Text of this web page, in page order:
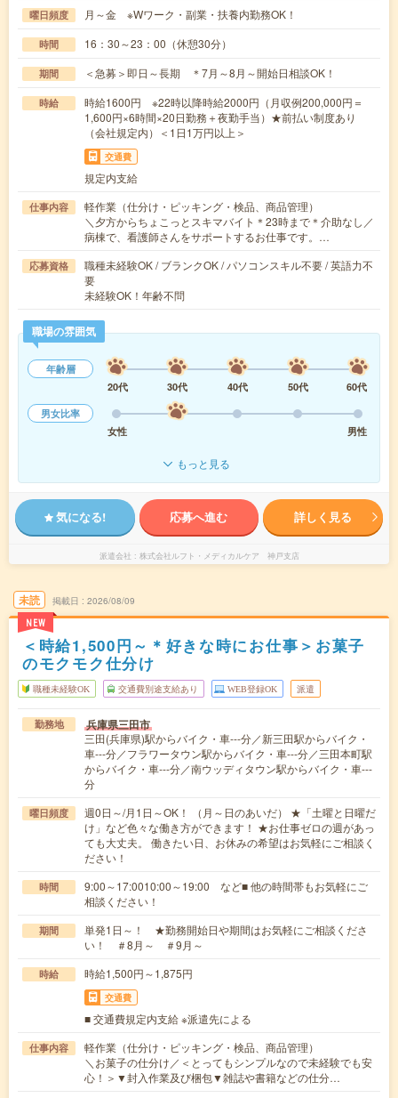
曜日頻度 月～金 ※Wワーク・副業・扶養内勤務OK！
時間 16：30～23：00（休憩30分）
期間 ＜急募＞即日～長期 ＊7月～8月～開始日相談OK！
時給
時給1600円 ※22時以降時給2000円（月収例200,000円＝
1,600円×6時間×20日勤務＋夜勤手当）★前払い制度あり
（会社規定内）＜1日1万円以上＞
交通費
規定内支給
仕事内容
軽作業（仕分け・ピッキング・検品、商品管理）
＼夕方からちょこっとスキマバイト＊23時まで＊介助なし／
病棟で、看護師さんをサポートするお仕事です。…
応募資格
職種未経験OK / ブランクOK / パソコンスキル不要 / 英語力不
要
未経験OK！年齢不問
職場の雰囲気
年齢層
20代
30代 40代 50代
60代
男女比率
女性
男性
もっと見る
気になる! 応募へ進む 詳しく見る
派遣会社 株式会社ルフト・メディカルケア 神戸支店
未読
NEW
掲載日 2026/08/09
＜時給1,500円～＊好きな時にお仕事＞お菓子
のモクモク仕分け
職種未経験OK 交通費別途支給あり WEB登録OK 派遣
勤務地 兵庫県三田市
三田(兵庫県)駅からバイク・車---分／新三田駅からバイク・
車---分／フラワータウン駅からバイク・車---分／三田本町駅
からバイク・車---分／南ウッディタウン駅からバイク・車---
分
曜日頻度
週0日～/月1日～OK！ （月～日のあいだ） ★「土曜と日曜だ
け」など色々な働き方ができます！ ★お仕事ゼロの週があっ
ても大丈夫。 働きたい日、お休みの希望はお気軽にご相談く
ださい！
時間
9:00～17:0010:00～19:00 など■ 他の時間帯もお気軽にご
相談ください！
期間
単発1日～！ ★勤務開始日や期間はお気軽にご相談くださ
い！ ＃8月～ ＃9月～
時給 時給1,500円～1,875円
交通費
■ 交通費規定内支給 ※派遣先による
仕事内容
軽作業（仕分け・ピッキング・検品、商品管理）
＼お菓子の仕分け／＜とってもシンプルなので未経験でも安
心！＞▼封入作業及び梱包▼雑誌や書籍などの仕分…